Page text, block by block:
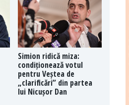
Simion ridică miza:
condiționează votul
pentru Veștea de
„clarificări” din partea
lui Nicușor Dan